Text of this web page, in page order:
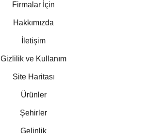
Firmalar İçin
Hakkımızda
İletişim
Gizlilik ve Kullanım
Site Haritası
Ürünler
Şehirler
Gelinlik